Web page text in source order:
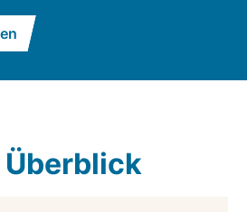
Überblick